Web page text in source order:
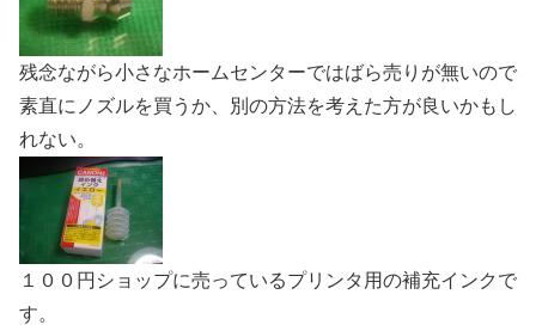
残念ながら小さなホームセンターではばら売りが無いので
素直にノズルを買うか、別の方法を考えた方が良いかもし
れない。
１００円ショップに売っているプリンタ用の補充インクで
す。